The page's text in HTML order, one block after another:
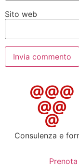
Sito web
Consulenza e